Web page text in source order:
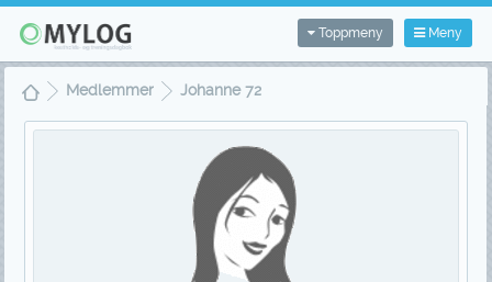
Meny
Toppmeny
Medlemmer Johanne 72